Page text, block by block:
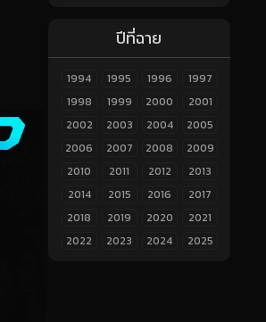
ปีที่ฉาย
1994 1995 1996
1997
1998
1999 2000
2001
2002
2003 2004
2005
2006
2007 2008
2009
2010
2011 2012
2013
2014
2015 2016
2017
2018
2019 2020
2021
2022
2023 2024 2025